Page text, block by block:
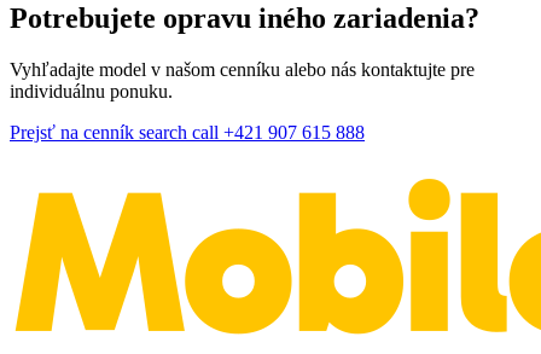
Potrebujete opravu iného zariadenia?
Vyhľadajte model v našom cenníku alebo nás kontaktujte pre
individuálnu ponuku.
Prejsť na cenník search call +421 907 615 888